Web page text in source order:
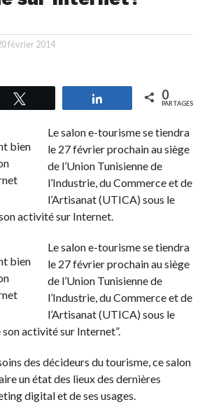
février 2014
Partagez 0
PARTAGES
Le salon e-tourisme se tiendra
le 27 février prochain au siège
de l’Union Tunisienne de
l’Industrie, du Commerce et de
l’Artisanat (UTICA) sous le
activité sur Internet.
Le salon e-tourisme se tiendra
le 27 février prochain au siège
de l’Union Tunisienne de
l’Industrie, du Commerce et de
l’Artisanat (UTICA) sous le
activité sur Internet”.
des décideurs du tourisme, ce salon
un état des lieux des dernières
digital et de ses usages.